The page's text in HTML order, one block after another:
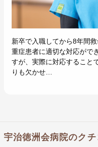
新卒で入職してから8年間
重症患者に適切な対応がで
すが、実際に対応すること
りも欠かせ…
宇治徳洲会病院のクチ